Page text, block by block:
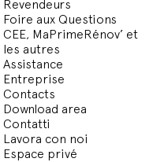
Revendeurs
Foire aux Questions
CEE, MaPrimeRénov’ et
les autres
Assistance
Entreprise
Contacts
Download area
Contatti
Lavora con noi
Espace privé